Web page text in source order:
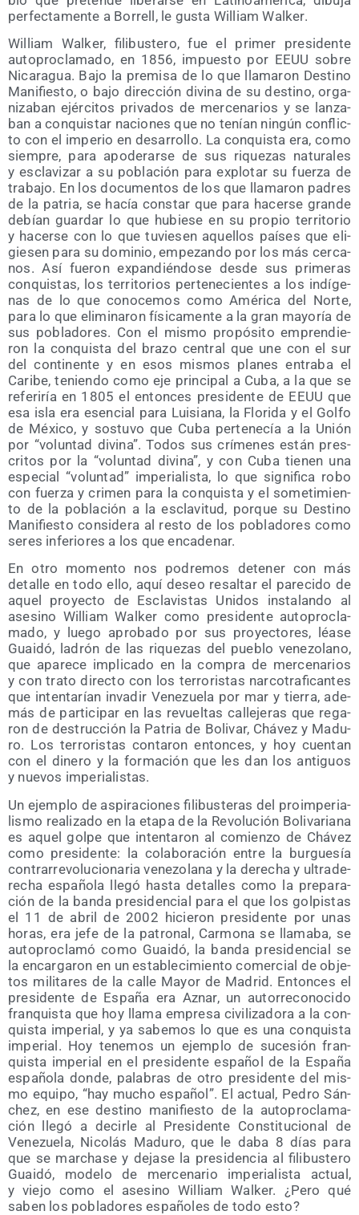
per­fec­ta­men­te a Borrell, le gus­ta William Walker.
William Wal­ker, fili­bus­te­ro, fue el pri­mer pre­si­den­te
auto­pro­cla­ma­do, en 1856, impues­to por EEUU sobre
Nica­ra­gua. Bajo la pre­mi­sa de lo que lla­ma­ron Des­tino
Mani­fies­to, o bajo direc­ción divi­na de su des­tino, orga­
ni­za­ban ejér­ci­tos pri­va­dos de mer­ce­na­rios y se lan­za­
ban a con­quis­tar nacio­nes que no tenían nin­gún con­flic­
to con el impe­rio en desa­rro­llo. La con­quis­ta era, como
siem­pre, para apo­de­rar­se de sus rique­zas natu­ra­les
y escla­vi­zar a su pobla­ción para explo­tar su fuer­za de
tra­ba­jo. En los docu­men­tos de los que lla­ma­ron padres
de la patria, se hacía cons­tar que para hacer­se gran­de
debían guar­dar lo que hubie­se en su pro­pio terri­to­rio
y hacer­se con lo que tuvie­sen aque­llos paí­ses que eli­
gie­sen para su domi­nio, empe­zan­do por los más cer­ca­
nos. Así fue­ron expan­dién­do­se des­de sus pri­me­ras
con­quis­tas, los terri­to­rios per­te­ne­cien­tes a los indí­ge­
nas de lo que cono­ce­mos como Amé­ri­ca del Nor­te,
para lo que eli­mi­na­ron físi­ca­men­te a la gran mayo­ría de
sus pobla­do­res. Con el mis­mo pro­pó­si­to empren­die­
ron la con­quis­ta del bra­zo cen­tral que une con el sur
del con­ti­nen­te y en esos mis­mos pla­nes entra­ba el
Cari­be, tenien­do como eje prin­ci­pal a Cuba, a la que se
refe­ri­ría en 1805 el enton­ces pre­si­den­te de EEUU que
esa isla era esen­cial para Lui­sia­na, la Flo­ri­da y el Gol­fo
de Méxi­co, y sos­tu­vo que Cuba per­te­ne­cía a la Unión
por “volun­tad divi­na”. Todos sus crí­me­nes están pres­
cri­tos por la “volun­tad divi­na”, y con Cuba tie­nen una
espe­cial “volun­tad” impe­ria­lis­ta, lo que sig­ni­fi­ca robo
con fuer­za y cri­men para la con­quis­ta y el some­ti­mien­
to de la pobla­ción a la escla­vi­tud, por­que su Des­tino
Mani­fies­to con­si­de­ra al res­to de los pobla­do­res como
seres infe­rio­res a los que encadenar.
En otro momen­to nos podre­mos dete­ner con más
deta­lle en todo ello, aquí deseo resal­tar el pare­ci­do de
aquel pro­yec­to de Escla­vis­tas Uni­dos ins­ta­lan­do al
ase­sino William Wal­ker como pre­si­den­te auto­pro­cla­
ma­do, y lue­go apro­ba­do por sus pro­yec­to­res, léa­se
Guai­dó, ladrón de las rique­zas del pue­blo vene­zo­lano,
que apa­re­ce impli­ca­do en la com­pra de mer­ce­na­rios
y con tra­to direc­to con los terro­ris­tas nar­co­tra­fi­can­tes
que inten­ta­rían inva­dir Vene­zue­la por mar y tie­rra, ade­
más de par­ti­ci­par en las revuel­tas calle­je­ras que rega­
ron de des­truc­ción la Patria de Boli­var, Chá­vez y Madu­
ro. Los terro­ris­tas con­ta­ron enton­ces, y hoy cuen­tan
con el dine­ro y la for­ma­ción que les dan los anti­guos
y nue­vos imperialistas.
Un ejem­plo de aspi­ra­cio­nes fili­bus­te­ras del proim­pe­ria­
lis­mo rea­li­za­do en la eta­pa de la Revo­lu­ción Boli­va­ria­na
es aquel gol­pe que inten­ta­ron al comien­zo de Chá­vez
como pre­si­den­te: la cola­bo­ra­ción entre la bur­gue­sía
con­tra­rre­vo­lu­cio­na­ria vene­zo­la­na y la dere­cha y ultra­de­
re­cha espa­ño­la lle­gó has­ta deta­lles como la pre­pa­ra­
ción de la ban­da pre­si­den­cial para el que los gol­pis­tas
el 11 de abril de 2002 hicie­ron pre­si­den­te por unas
horas, era jefe de la patro­nal, Car­mo­na se lla­ma­ba, se
auto­pro­cla­mó como Guai­dó, la ban­da pre­si­den­cial se
la encar­ga­ron en un esta­ble­ci­mien­to comer­cial de obje­
tos mili­ta­res de la calle Mayor de Madrid. Enton­ces el
pre­si­den­te de Espa­ña era Aznar, un auto­rre­co­no­ci­do
fran­quis­ta que hoy lla­ma empre­sa civi­li­za­do­ra a la con­
quis­ta impe­rial, y ya sabe­mos lo que es una con­quis­ta
impe­rial. Hoy tene­mos un ejem­plo de suce­sión fran­
quis­ta impe­rial en el pre­si­den­te espa­ñol de la Espa­ña
espa­ño­la don­de, pala­bras de otro pre­si­den­te del mis­
mo equi­po, “hay mucho espa­ñol”. El actual, Pedro Sán­
chez, en ese des­tino mani­fies­to de la auto­pro­cla­ma­
ción lle­gó a decir­le al Pre­si­den­te Cons­ti­tu­cio­nal de
Vene­zue­la, Nico­lás Madu­ro, que le daba 8 días para
que se mar­cha­se y deja­se la pre­si­den­cia al fili­bus­te­ro
Guai­dó, mode­lo de mer­ce­na­rio impe­ria­lis­ta actual,
y vie­jo como el ase­sino William Wal­ker. ¿Pero qué
saben los pobla­do­res espa­ño­les de todo esto?